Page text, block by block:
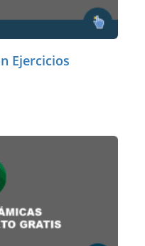
Ejercicios